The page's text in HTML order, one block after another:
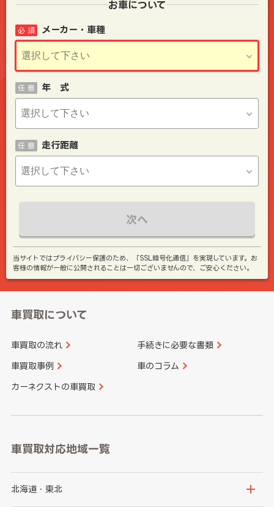
お車について
メーカー・車種
必 須
年 式
任 意
走行距離
任 意
次へ
当サイトではプライバシー保護のため、「SSL暗号化通信」を実現しています。お
客様の情報が一般に公開されることは一切ございませんので、ご安心ください。
車買取について
車買取の流れ 手続きに必要な書類
車買取事例 車のコラム
カーネクストの車買取
車買取対応地域一覧
北海道・東北